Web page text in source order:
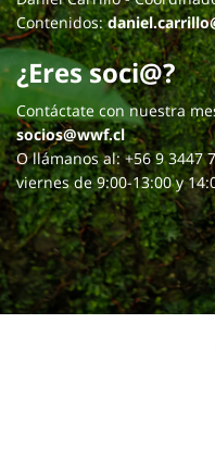
Contenidos:
¿Eres soci@?
Contáctate con nuestra
socios@wwf.cl
O llámanos al: +56 9 3447
viernes de 9:00-13:00 y